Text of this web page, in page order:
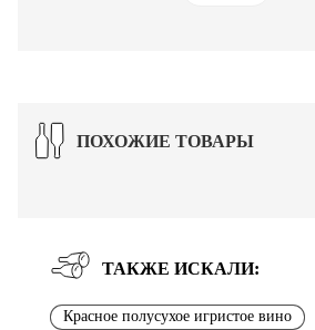
ПОХОЖИЕ ТОВАРЫ
ТАКЖЕ ИСКАЛИ:
Красное полусухое игристое вино